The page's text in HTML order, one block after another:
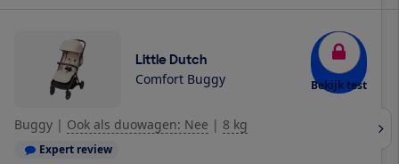
Little Dutch
Comfort Buggy Bekijk test
Buggy | Ook als duowagen: Nee | 8 kg
Expert review